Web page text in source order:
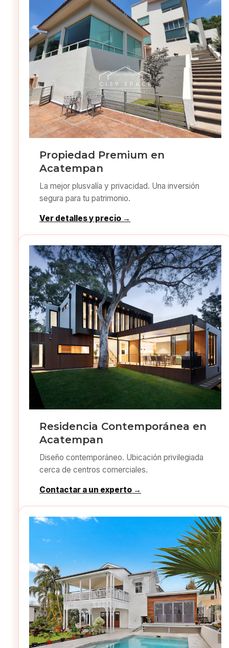
Propiedad Premium en
Acatempan
La mejor plusvalía y privacidad. Una inversión
segura para tu patrimonio.
Ver detalles y precio →
Residencia Contemporánea en
Acatempan
Diseño contemporáneo. Ubicación privilegiada
cerca de centros comerciales.
Contactar a un experto →